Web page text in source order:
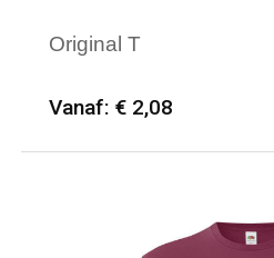
Original T
Vanaf: € 2,08
Minimale afname: 50